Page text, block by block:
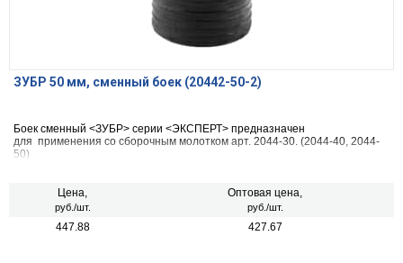
ЗУБР 50 мм, сменный боек (20442-50-2)
Боек сменный <ЗУБР> серии <ЭКСПЕРТ> предназначен
для применения со сборочным молотком арт. 2044-30. (2044-40, 2044-
50)
Цена,
руб./шт.
Оптовая цена,
руб./шт.
447.88 427.67